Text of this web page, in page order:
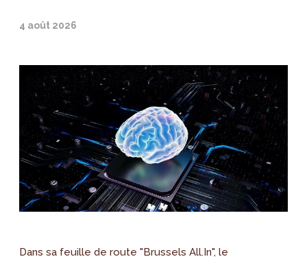
4 août 2026
Dans sa feuille de route "Brussels All.In", le